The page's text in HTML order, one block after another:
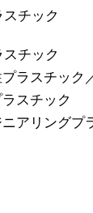
チック
チック
スチック
スチック
リングプ